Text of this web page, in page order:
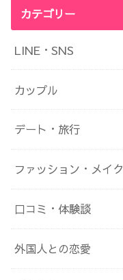
カテゴリー
LINE・SNS
カップル
デート・旅行
ファッション・メイク
口コミ・体験談
外国人との恋愛